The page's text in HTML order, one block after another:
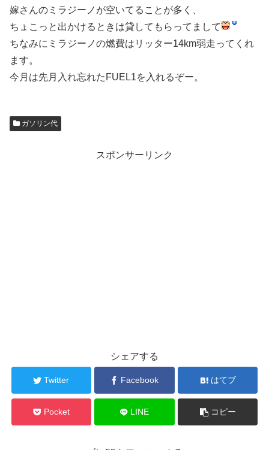
嫁さんのミラジーノが空いてることが多く、
ちょこっと出かけるときは貸してもらってまして
ちなみにミラジーノの燃費はリッター14km弱走ってくれ
ます。
今月は先月入れ忘れたFUEL1を入れるぞー。
ガソリン代
スポンサーリンク
シェアする
Twitter Facebook はてブ
Pocket LINE コピー